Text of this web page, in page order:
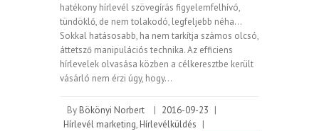
hatékony hírlevél szövegírás figyelemfelhívó,
tündöklő, de nem tolakodó, legfeljebb néha…
Sokkal hatásosabb, ha nem tarkítja számos olcsó,
áttetsző manipulációs technika. Az efficiens
hírlevelek olvasása közben a célkeresztbe került
vásárló nem érzi úgy, hogy…
By Bökönyi Norbert | 2016-09-23 |
Hírlevél marketing, Hírlevélküldés |